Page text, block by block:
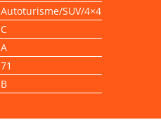
Autoturisme/SUV/4×4
C
A
71
B